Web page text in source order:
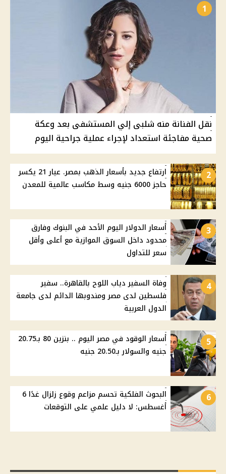
1
نقل الفنانة منه شلبى إلي المستشفى بعد وعكة
صحية مفاجئة استعداد لإجراء عملية جراحية اليوم
2
ارتفاع جديد بأسعار الذهب بمصر. عيار 21 يكسر
حاجز 6000 جنيه وسط مكاسب عالمية للمعدن
3
أسعار الدولار اليوم الأحد في البنوك وفارق
محدود داخل السوق الموازية مع أعلى وأقل
سعر للتداول
4
وفاة السفير دياب اللوح بالقاهرة.. سفير
فلسطين لدى مصر ومندوبها الدائم لدى جامعة
الدول العربية
5
أسعار الوقود في مصر اليوم .. بنزين 80 بـ20.75
جنيه والسولار بـ20.50 جنيه
6
البحوث الفلكية تحسم مزاعم وقوع زلزال غدًا 6
أغسطس: لا دليل علمي على التوقعات